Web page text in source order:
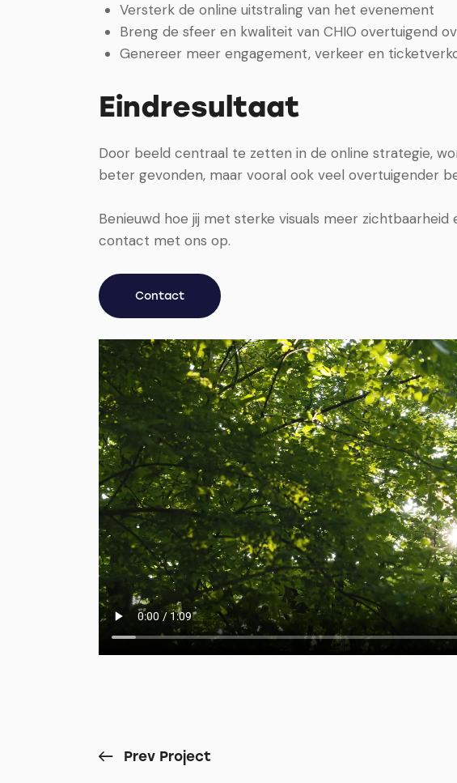
Versterk de online uitstraling van het evenement
Breng de sfeer en kwaliteit van CHIO overtuigend
Genereer meer engagement, verkeer en
Eindresultaat
Door beeld centraal te zetten in de online strategie,
beter gevonden, maar vooral ook veel overtuigender
Benieuwd hoe jij met sterke visuals meer
contact met ons op.
Contact
Prev Project